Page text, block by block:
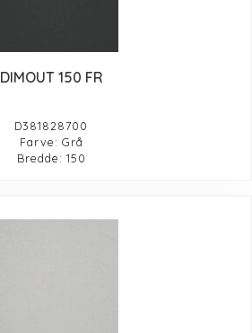
DIMOUT 150 FR
D381828700
Farve: Grå
Bredde: 150